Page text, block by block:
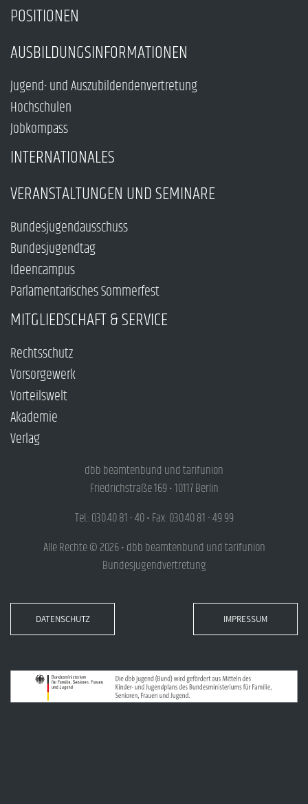
POSITIONEN
AUSBILDUNGSINFORMATIONEN
Jugend- und Auszubildendenvertretung
Hochschulen
Jobkompass
INTERNATIONALES
VERANSTALTUNGEN UND SEMINARE
Bundesjugendausschuss
Bundesjugendtag
Ideencampus
Parlamentarisches Sommerfest
MITGLIEDSCHAFT & SERVICE
Rechtsschutz
Vorsorgewerk
Vorteilswelt
Akademie
Verlag
dbb beamtenbund und tarifunion
Friedrichstraße 169 • 10117 Berlin
Tel.: 030.40 81 - 40 • Fax: 030.40 81 - 49 99
Alle Rechte © 2026 • dbb beamtenbund und tarifunion
Bundesjugendvertretung
DATENSCHUTZ IMPRESSUM